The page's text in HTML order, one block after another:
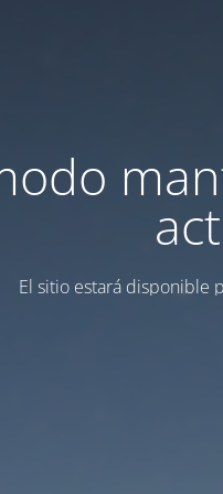
El sitio estará disponible